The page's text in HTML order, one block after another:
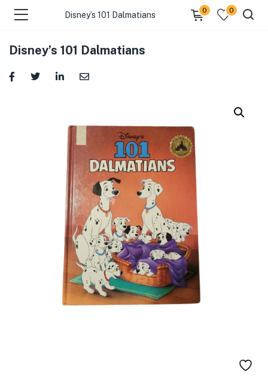
Disney’s 101 Dalmatians
0 0
Disney’s 101 Dalmatians